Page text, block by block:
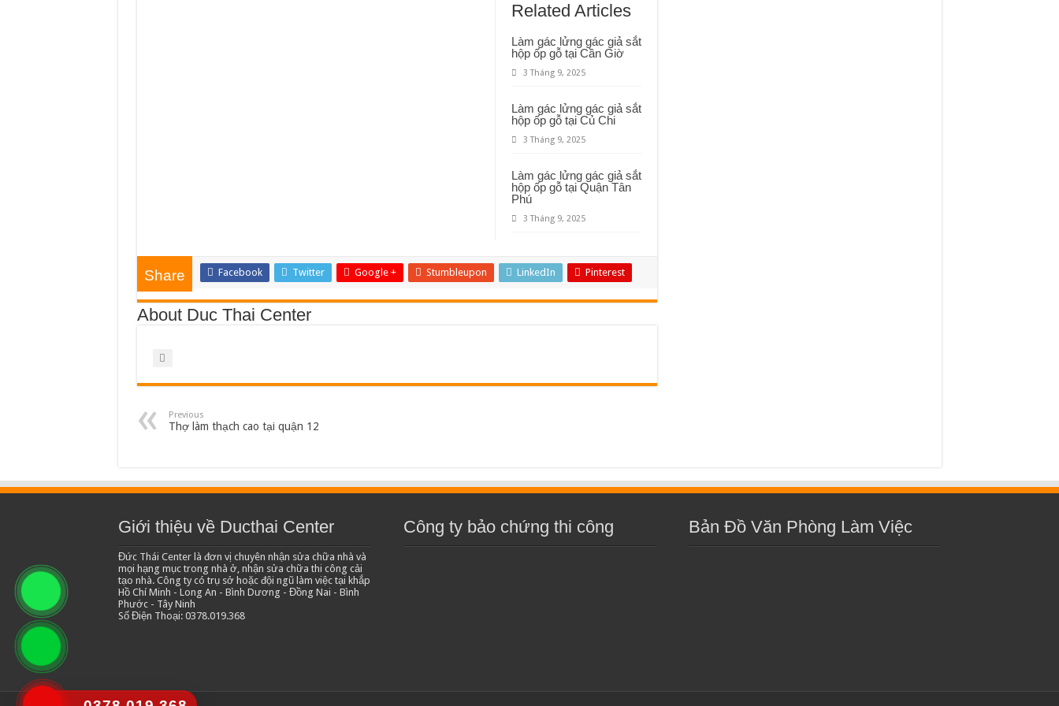
Related Articles
Làm gác lửng gác giả sắt
hộp ốp gỗ tại Cần Giờ
3 Tháng 9, 2025
Làm gác lửng gác giả sắt
hộp ốp gỗ tại Củ Chi
3 Tháng 9, 2025
Làm gác lửng gác giả sắt
hộp ốp gỗ tại Quận Tân
Phú
3 Tháng 9, 2025
Share Facebook Twitter Google + Stumbleupon LinkedIn Pinterest
About Duc Thai Center
Previous
Thợ làm thạch cao tại quận 12
Giới thiệu về Ducthai Center
Đức Thái Center là đơn vị chuyên nhận sửa chữa nhà và
mọi hạng mục trong nhà ở, nhận sửa chữa thi công cải
tạo nhà. Công ty có trụ sở hoặc đội ngũ làm việc tại khắp
Hồ Chí Minh - Long An - Bình Dương - Đồng Nai - Bình
Phước - Tây Ninh
Số Điện Thoại: 0378.019.368
Công ty bảo chứng thi công Bản Đồ Văn Phòng Làm Việc